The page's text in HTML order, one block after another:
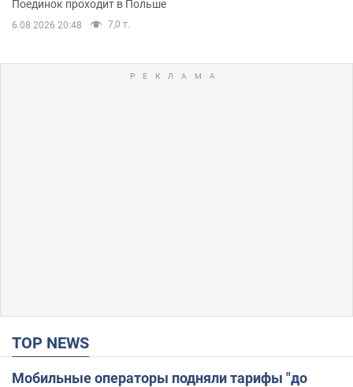
Поединок проходит в Польше
6.08.2026 20:48 7,0 т.
TOP NEWS
Мобильные операторы подняли тарифы "до